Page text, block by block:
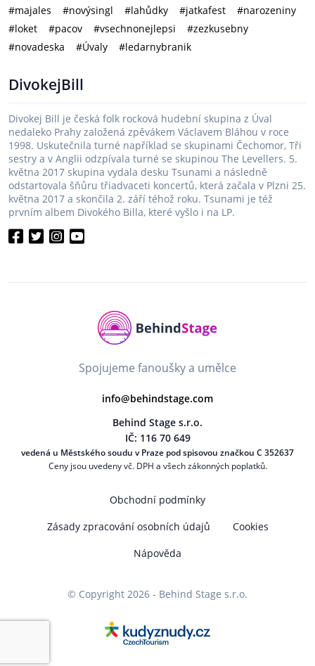
#majales
#novýsingl #lahůdky #jatkafest
#narozeniny
#loket
#pacov #vsechnonejlepsi
#zezkusebny
#novadeska
#Úvaly #ledarnybranik
DivokejBill
Divokej Bill je česká folk rocková hudební skupina z Úval
nedaleko Prahy založená zpěvákem Václavem Bláhou v roce
1998. Uskutečnila turné například se skupinami Čechomor, Tři
sestry a v Anglii odzpívala turné se skupinou The Levellers. 5.
května 2017 skupina vydala desku Tsunami a následně
odstartovala šňůru třiadvaceti koncertů, která začala v Plzni 25.
května 2017 a skončila 2. září téhož roku. Tsunami je též
prvním albem Divokého Billa, které vyšlo i na LP.
Spojujeme fanoušky a umělce
info@behindstage.com
Behind Stage s.r.o.
IČ: 116 70 649
vedená u Městského soudu v Praze pod spisovou značkou C 352637
Ceny jsou uvedeny vč. DPH a všech zákonných poplatků.
Obchodní podmínky
Zásady zpracování osobních údajů
Cookies
Nápověda
© Copyright 2026 - Behind Stage s.r.o.